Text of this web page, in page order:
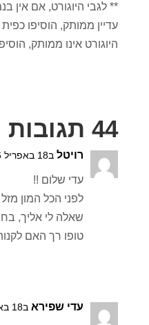
** לגבי היוגורט, אם אין
עדיין ממותק, הוסיפו
היוגורט אינו ממותק, הוסיפו עוד כ 1/4-
44 תגובות
רויטל ב18 באפריל 2016 ב13:02
עדי שלום !!
לפני הכל המון
שאלה לי אליך,
טופו רך האם
עדי שפירא ב18 באפריל 2016 ב13:22